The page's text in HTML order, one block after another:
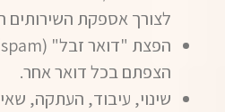
לצורך אספקת השירותים
הצפתם בכל דואר אחר.
שינוי, עיבוד, העתקה,